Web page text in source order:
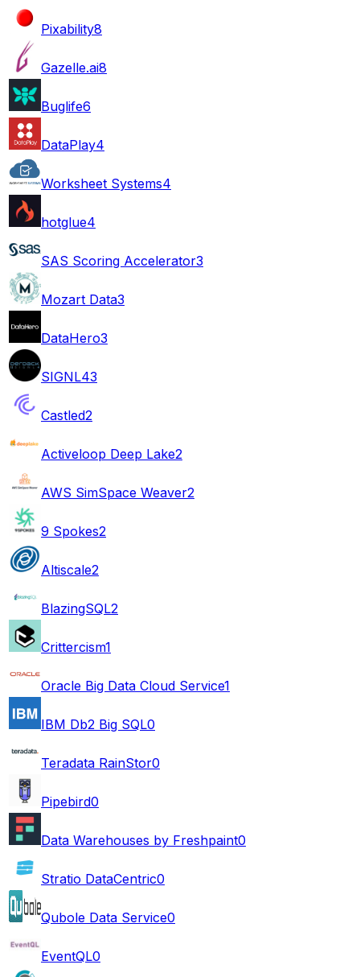
Pixability8
Gazelle.ai8
Buglife6
DataPlay4
Worksheet Systems4
hotglue4
SAS Scoring Accelerator3
Mozart Data3
DataHero3
SIGNL43
Castled2
Activeloop Deep Lake2
AWS SimSpace Weaver2
9 Spokes2
Altiscale2
BlazingSQL2
Crittercism1
Oracle Big Data Cloud Service1
IBM Db2 Big SQL0
Teradata RainStor0
Pipebird0
Data Warehouses by Freshpaint0
Stratio DataCentric0
Qubole Data Service0
EventQL0